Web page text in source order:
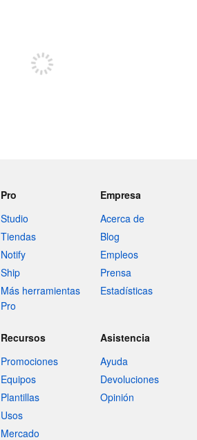
Pro
Studio
Tiendas
Notify
Ship
Más herramientas
Pro
Empresa
Acerca de
Blog
Empleos
Prensa
Estadísticas
Recursos
Promociones
Equipos
Plantillas
Usos
Mercado
Asistencia
Ayuda
Devoluciones
Opinión